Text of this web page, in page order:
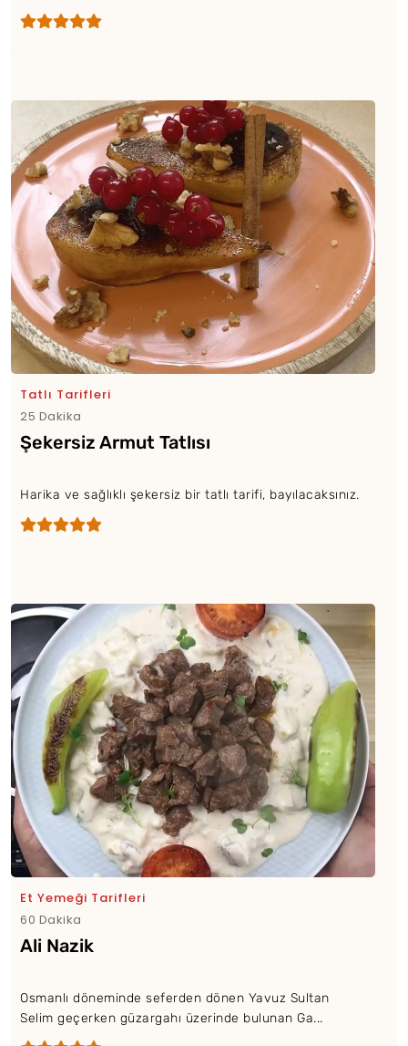
Tatlı Tarifleri
25 Dakika
Şekersiz Armut Tatlısı
Harika ve sağlıklı şekersiz bir tatlı tarifi, bayılacaksınız.
Et Yemeği Tarifleri
60 Dakika
Ali Nazik
Osmanlı döneminde seferden dönen Yavuz Sultan
Selim geçerken güzargahı üzerinde bulunan Ga...